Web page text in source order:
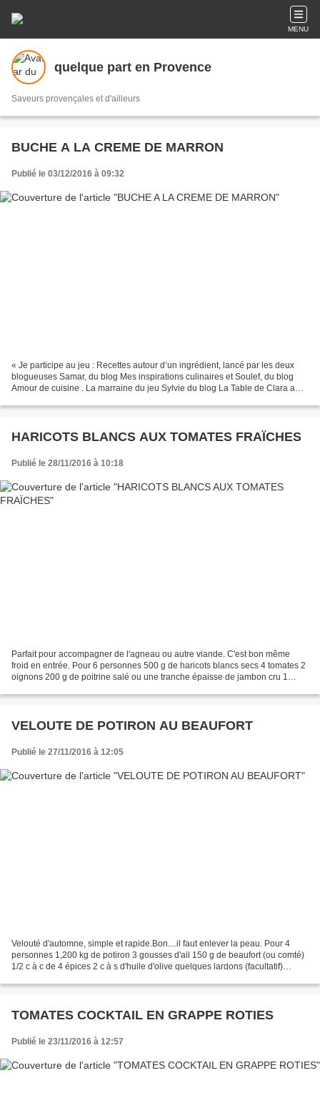
MENU
quelque part en Provence
Saveurs provençales et d'ailleurs
BUCHE A LA CREME DE MARRON
Publié le 03/12/2016 à 09:32
« Je participe au jeu : Recettes autour d’un ingrédient, lancé par les deux
blogueuses Samar, du blog Mes inspirations culinaires et Soulef, du blog
Amour de cuisine . La marraine du jeu Sylvie du blog La Table de Clara a
HARICOTS BLANCS AUX TOMATES FRAÏCHES
Publié le 28/11/2016 à 10:18
Parfait pour accompagner de l'agneau ou autre viande. C'est bon même
froid en entrée. Pour 6 personnes 500 g de haricots blancs secs 4 tomates 2
oignons 200 g de poitrine salé ou une tranche épaisse de jambon cru 1
VELOUTE DE POTIRON AU BEAUFORT
Publié le 27/11/2016 à 12:05
Velouté d'automne, simple et rapide.Bon....il faut enlever la peau. Pour 4
personnes 1,200 kg de potiron 3 gousses d'ail 150 g de beaufort (ou comté)
1/2 c à c de 4 épices 2 c à s d'huile d'olive quelques lardons (facultatif)
TOMATES COCKTAIL EN GRAPPE ROTIES
Publié le 23/11/2016 à 12:57